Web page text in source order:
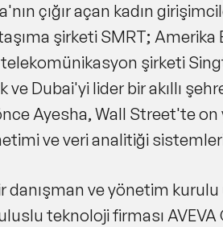
çığır açan kadın
şirketi SMRT;
şirketi
ve Dubai'yi lider bir akıllı
Ayesha, Wall Street'te
ve veri analitiği
danışman ve yönetim
teknoloji firması